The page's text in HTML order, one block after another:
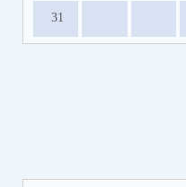
31